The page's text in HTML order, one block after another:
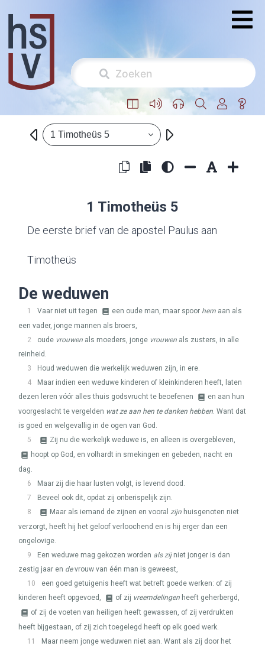
1 Timotheüs 5
1 Timotheüs 5
De eerste brief van de apostel Paulus aan
Timotheüs
De weduwen
1 Vaar niet uit tegen een oude man, maar spoor hem aan als
een vader, jonge mannen als broers,
2
oude vrouwen als moeders, jonge vrouwen als zusters, in alle
reinheid.
3
Houd weduwen die werkelijk weduwen zijn, in ere.
4
Maar indien een weduwe kinderen of kleinkinderen heeft, laten
dezen leren vóór alles thuis godsvrucht te beoefenen
en aan hun
voorgeslacht te vergelden wat ze aan hen te danken hebben. Want dat
is goed en welgevallig in de ogen van God.
5
Zij nu die werkelijk weduwe is, en alleen is overgebleven,
hoopt op God, en volhardt in smekingen en gebeden, nacht en
dag.
6
Maar zij die haar lusten volgt, is levend dood.
7
Beveel ook dit, opdat zij onberispelijk zijn.
8
Maar als iemand de zijnen en vooral zijn huisgenoten niet
verzorgt, heeft hij het geloof verloochend en is hij erger dan een
ongelovige.
9
Een weduwe mag gekozen worden als zijniet jonger is dan
zestig jaar en devrouw van één man is geweest,
10
een goed getuigenis heeft wat betreft goede werken: of zij
kinderen heeft opgevoed,
of zij vreemdelingen heeft geherbergd,
of zij de voeten van heiligen heeft gewassen, of zij verdrukten
heeft bijgestaan, of zij zich toegelegd heeft op elk goed werk.
11
Maar neem jonge weduwen niet aan. Want als zij door het